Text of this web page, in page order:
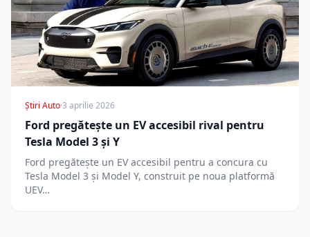
Știri Auto·3 aprilie 2026
Ford pregătește un EV accesibil rival pentru
Tesla Model 3 și Y
Ford pregătește un EV accesibil pentru a concura cu
Tesla Model 3 și Model Y, construit pe noua platformă
UEV…